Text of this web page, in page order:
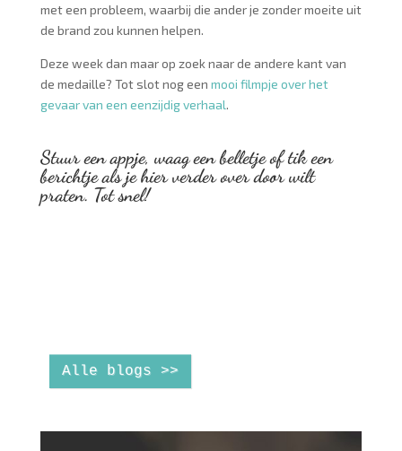
met een probleem, waarbij die ander je zonder moeite uit
de brand zou kunnen helpen.
Deze week dan maar op zoek naar de andere kant van
de medaille? Tot slot nog een mooi filmpje over het
gevaar van een eenzijdig verhaal.
Stuur een appje, waag een belletje of tik een
berichtje als je hier verder over door wilt
praten. Tot snel!
Alle blogs >>